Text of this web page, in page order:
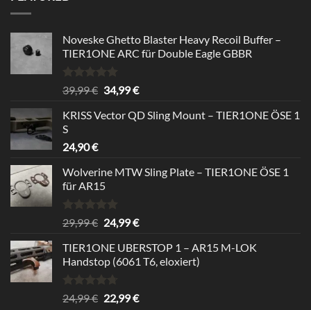
Noveske Ghetto Blaster Heavy Recoil Buffer –
TIER1ONE ARC für Double Eagle GBBR
Bewertet
mit
von 5
39,99€ Ursprünglicher
war:
34,99€Aktueller
ist:
KRISS Vector QD Sling Mount – TIER1ONE ÖSE 1
S
24,90€
Wolverine MTW Sling Plate – TIER1ONE ÖSE 1
für AR15
Bewertet
mit
von 5
29,99€ Ursprünglicher
war:
29,99 €
24,99€Aktueller
ist:
24,99 €.
TIER1ONE UBERSTOP 1 – AR15 M-LOK
Handstop (6061 T6, eloxiert)
Bewertet
mit
24,99€ Ursprünglicher
22,99€Aktueller